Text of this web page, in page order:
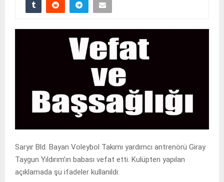
Saryır Bld. Bayan Voleybol Takımı yardımcı antrenörü Giray
Taygun Yıldırım’ın babası vefat etti. Kulüpten yapılan
açıklamada şu ifadeler kullanıldı: